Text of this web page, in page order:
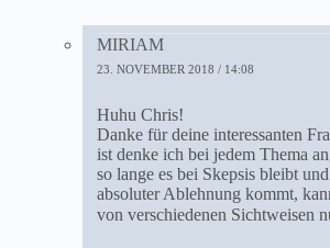
MIRIAM
23. NOVEMBER 2018 / 14:08
Huhu Chris!
Danke für deine interessanten
ist denke ich bei jedem Thema
so lange es bei Skepsis bleibt
absoluter Ablehnung kommt,
von verschiedenen Sichtweisen